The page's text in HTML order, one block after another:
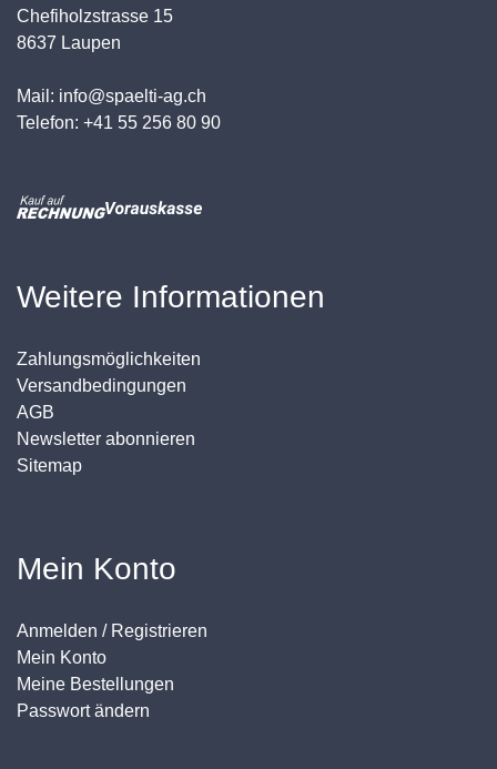
Chefiholzstrasse 15
8637 Laupen
Mail: info@spaelti-ag.ch
Telefon: +41 55 256 80 90
Weitere Informationen
Zahlungsmöglichkeiten
Versandbedingungen
AGB
Newsletter abonnieren
Sitemap
Mein Konto
Anmelden / Registrieren
Mein Konto
Meine Bestellungen
Passwort ändern